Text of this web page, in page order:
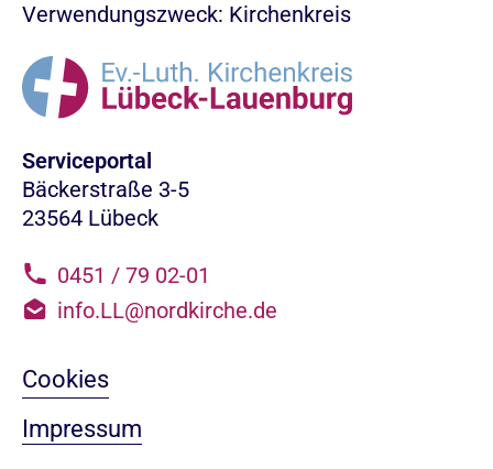
Verwendungszweck: Kirchenkreis
Serviceportal
Bäckerstraße 3-5
23564 Lübeck
0451 / 79 02-01
info.LL@nordkirche.de
Cookies
Impressum